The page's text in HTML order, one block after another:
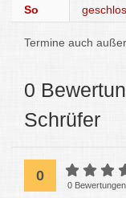
So
Termine auch
0
Schrüfer
0
0 Bewertungen